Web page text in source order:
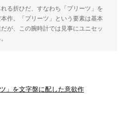
る折ひだ、すなわち「プリーツ」を
作。「プリーツ」という要素は基本
が、この腕時計では見事にユニセッ
」を文字盤に配した意欲作